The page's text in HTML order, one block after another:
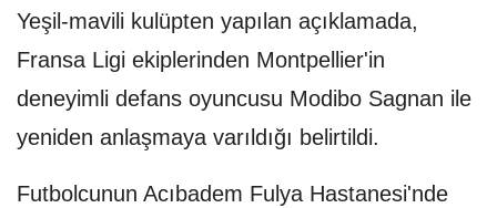
Yeşil-mavili kulüpten yapılan açıklamada,
Fransa Ligi ekiplerinden Montpellier'in
deneyimli defans oyuncusu Modibo Sagnan ile
yeniden anlaşmaya varıldığı belirtildi.
Futbolcunun Acıbadem Fulya Hastanesi'nde